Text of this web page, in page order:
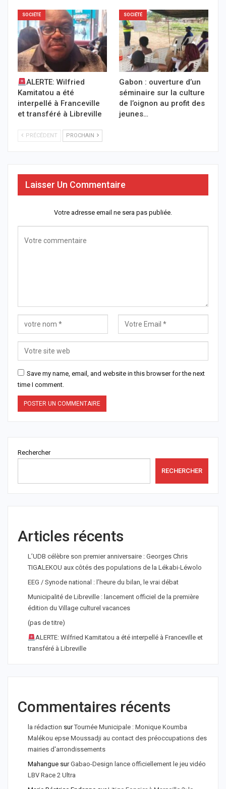
SOCIÉTÉ
ALERTE: Wilfried
Kamitatou a été
interpellé à Franceville
et transféré à Libreville
SOCIÉTÉ
Gabon : ouverture d’un
séminaire sur la culture
de l’oignon au profit des
jeunes…
PRÉCÉDENT PROCHAIN
Laisser Un Commentaire
Votre adresse email ne sera pas publiée.
Save my name, email, and website in this browser for the next
time I comment.
Rechercher
RECHERCHER
Articles récents
L’UDB célèbre son premier anniversaire : Georges Chris
TIGALEKOU aux côtés des populations de la Lékabi-Léwolo
EEG / Synode national : l’heure du bilan, le vrai débat
Municipalité de Libreville : lancement officiel de la première
édition du Village culturel vacances
(pas de titre)
ALERTE: Wilfried Kamitatou a été interpellé à Franceville et
transféré à Libreville
Commentaires récents
la rédaction surTournée Municipale : Monique Koumba
Malékou epse Moussadji au contact des préoccupations des
mairies d'arrondissements
Mahangue surGabao-Design lance officiellement le jeu vidéo
LBV Race 2 Ultra